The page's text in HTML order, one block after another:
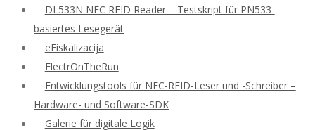
DL533N NFC RFID Reader – Testskript für PN533-
basiertes Lesegerät
eFiskalizacija
ElectrOnTheRun
Entwicklungstools für NFC-RFID-Leser und -Schreiber –
Hardware- und Software-SDK
Galerie für digitale Logik